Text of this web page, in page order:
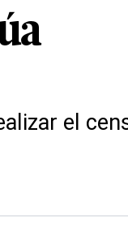
el